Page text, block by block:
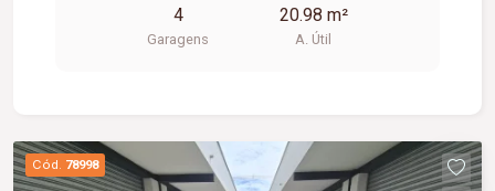
4
Garagens
20.98 m²
A. Útil
Cód. 78998